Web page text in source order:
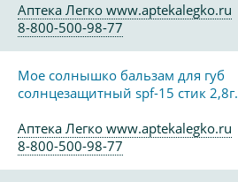
Аптека Легко www.aptekalegko.ru
8-800-500-98-77
Мое солнышко бальзам для губ
солнцезащитный spf-15 стик 2,8г.
Аптека Легко www.aptekalegko.ru
8-800-500-98-77